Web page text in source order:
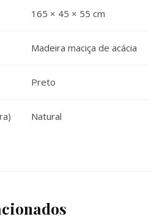
165 × 45 × 55 cm
Madeira maciça de acácia
Preto
Natural